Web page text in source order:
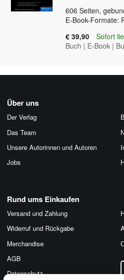
606 Seiten,
E-Book-Formate:
€ 39,90
Sofort
Buch | E-Book |
Über uns
Der Verlag
Das Team
Unsere Autorinnen und Autoren
Jobs
Rund ums Einkaufen
Versand und Zahlung
Widerruf und Rückgabe
Merchandise
AGB
Datenschutz